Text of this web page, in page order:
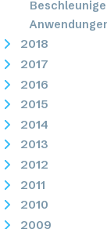
2018
2017
2016
2015
2014
2013
2012
2011
2010
2009